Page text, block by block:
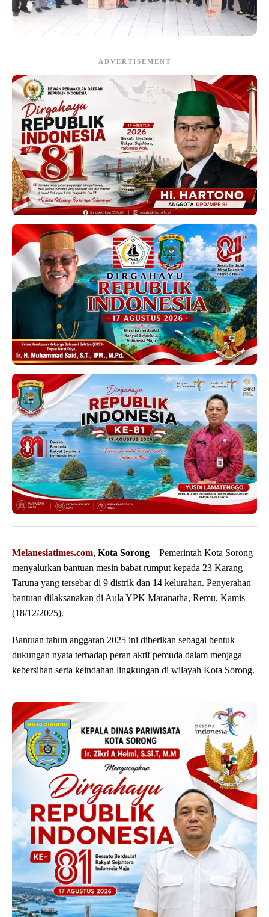
ADVERTISEMENT
Melanesiatimes.com, Kota Sorong – Pemerintah Kota Sorong
menyalurkan bantuan mesin babat rumput kepada 23 Karang
Taruna yang tersebar di 9 distrik dan 14 kelurahan. Penyerahan
bantuan dilaksanakan di Aula YPK Maranatha, Remu, Kamis
(18/12/2025).
Bantuan tahun anggaran 2025 ini diberikan sebagai bentuk
dukungan nyata terhadap peran aktif pemuda dalam menjaga
kebersihan serta keindahan lingkungan di wilayah Kota Sorong.